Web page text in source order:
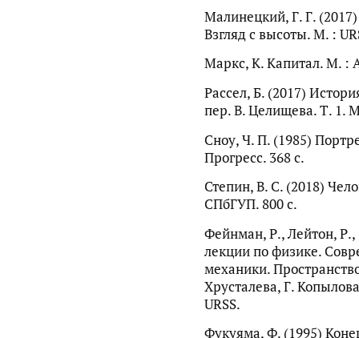
Малинецкий, Г. Г.
Взгляд с высоты. М. :
Маркс, К. Капитал. М. :
Рассел, Б. (2017)
пер. В. Целищева. Т. 1.
Сноу, Ч. П. (1985)
Прогресс. 368 с.
Степин, В. С. (2018)
СПбГУП. 800 с.
Фейнман, Р., Лейтон,
лекции по физике.
механики.
Хрусталева, Г.
URSS.
Фукуяма, Ф. (1995)